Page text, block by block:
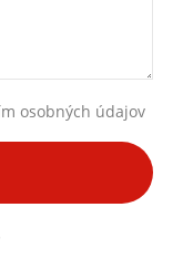
osobných údajov